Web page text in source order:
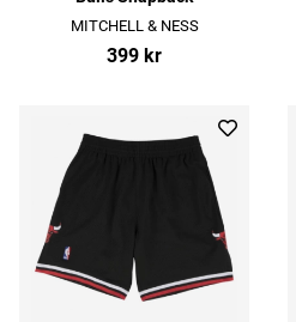
MITCHELL & NESS
399 kr